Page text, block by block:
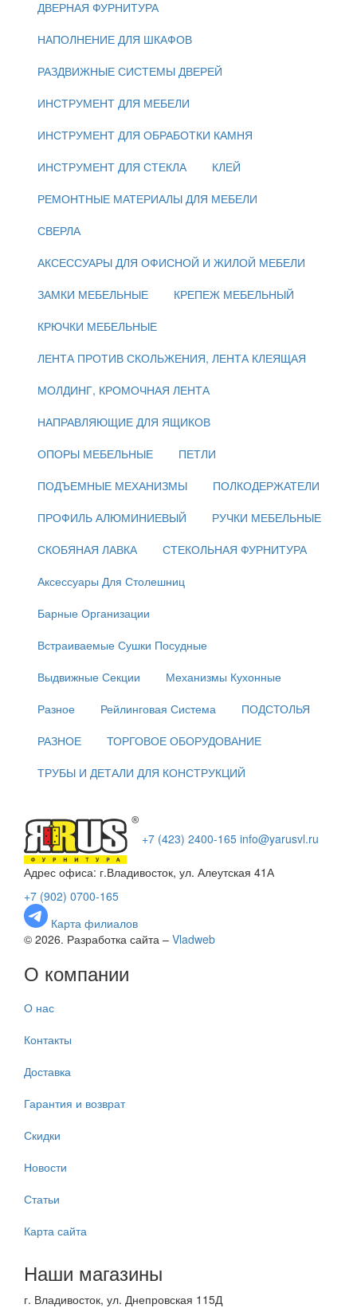
ДВЕРНАЯ ФУРНИТУРА
НАПОЛНЕНИЕ ДЛЯ ШКАФОВ
РАЗДВИЖНЫЕ СИСТЕМЫ ДВЕРЕЙ
ИНСТРУМЕНТ ДЛЯ МЕБЕЛИ
ИНСТРУМЕНТ ДЛЯ ОБРАБОТКИ КАМНЯ
ИНСТРУМЕНТ ДЛЯ СТЕКЛА
КЛЕЙ
РЕМОНТНЫЕ МАТЕРИАЛЫ ДЛЯ МЕБЕЛИ
СВЕРЛА
АКСЕССУАРЫ ДЛЯ ОФИСНОЙ И ЖИЛОЙ МЕБЕЛИ
ЗАМКИ МЕБЕЛЬНЫЕ
КРЕПЕЖ МЕБЕЛЬНЫЙ
КРЮЧКИ МЕБЕЛЬНЫЕ
ЛЕНТА ПРОТИВ СКОЛЬЖЕНИЯ, ЛЕНТА КЛЕЯЩАЯ
МОЛДИНГ, КРОМОЧНАЯ ЛЕНТА
НАПРАВЛЯЮЩИЕ ДЛЯ ЯЩИКОВ
ОПОРЫ МЕБЕЛЬНЫЕ
ПЕТЛИ
ПОДЪЕМНЫЕ МЕХАНИЗМЫ
ПОЛКОДЕРЖАТЕЛИ
ПРОФИЛЬ АЛЮМИНИЕВЫЙ
РУЧКИ МЕБЕЛЬНЫЕ
СКОБЯНАЯ ЛАВКА
СТЕКОЛЬНАЯ ФУРНИТУРА
Аксессуары Для Столешниц
Барные Организации
Встраиваемые Сушки Посудные
Выдвижные Секции
Механизмы Кухонные
Разное
Рейлинговая Система
ПОДСТОЛЬЯ
РАЗНОЕ
ТОРГОВОЕ ОБОРУДОВАНИЕ
ТРУБЫ И ДЕТАЛИ ДЛЯ КОНСТРУКЦИЙ
+7 (423) 2400-165 info@yarusvl.ru
Адрес офиса: г.Владивосток, ул. Алеутская 41А
+7 (902) 0700-165
Карта филиалов
© 2026. Разработка сайта – Vladweb
О компании
О нас
Контакты
Доставка
Гарантия и возврат
Скидки
Новости
Статьи
Карта сайта
Наши магазины
г. Владивосток, ул. Днепровская 115Д